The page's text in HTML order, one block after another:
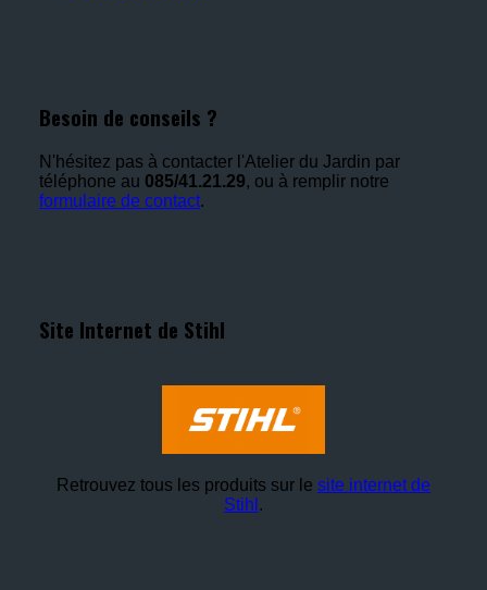
Besoin de conseils ?
N'hésitez pas à contacter l'Atelier du Jardin par
téléphone au 085/41.21.29, ou à remplir notre
formulaire de contact.
Site Internet de Stihl
Retrouvez tous les produits sur le site internet de
Stihl .